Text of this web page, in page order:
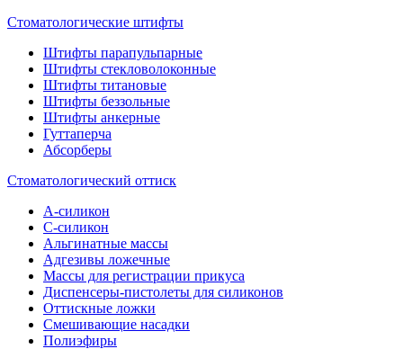
Стоматологические штифты
Штифты парапульпарные
Штифты стекловолоконные
Штифты титановые
Штифты беззольные
Штифты анкерные
Гуттаперча
Абсорберы
Стоматологический оттиск
А-силикон
C-силикон
Альгинатные массы
Адгезивы ложечные
Массы для регистрации прикуса
Диспенсеры-пистолеты для силиконов
Оттискные ложки
Смешивающие насадки
Полиэфиры